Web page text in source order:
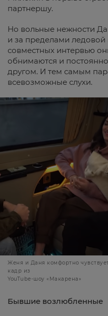
партнершу.
Но вольные нежности
и за пределами
совместных интервью
обнимаются и
другом. И тем самым
всевозможные слухи.
Женя и Даня комфортно
кадр из
YouTube-шоу «Макарена»
Бывшие возлюбленные